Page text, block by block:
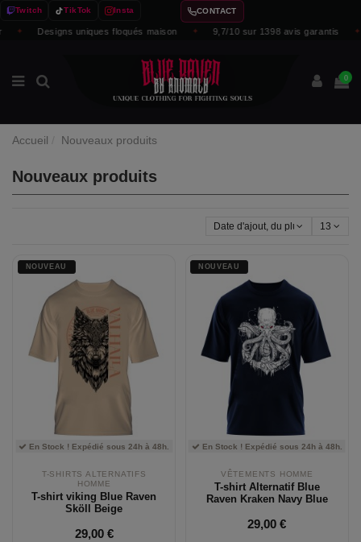
Twitch TikTok Insta
Designs uniques floqués maison 9,7/10 sur 1398 avis garantis
CONTACT
0
Accueil Nouveaux produits
Nouveaux produits
Date d'ajout, du plus récent au
13
NOUVEAU
En Stock ! Expédié sous 24h à 48h.
T-SHIRTS ALTERNATIFS
HOMME
T-shirt viking Blue Raven
Sköll Beige
29,00 €
NOUVEAU
En Stock ! Expédié sous 24h à 48h.
VÊTEMENTS HOMME
T-shirt Alternatif Blue
Raven Kraken Navy Blue
29,00 €